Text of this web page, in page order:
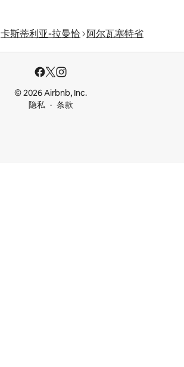
卡斯蒂利亚-拉曼恰 阿尔瓦塞特省
© 2026 Airbnb, Inc.
隐私
条款